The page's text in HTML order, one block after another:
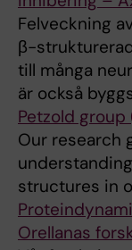
Felveckning
β-
till många
är också
Petzold group
Our research
structures in
Orellanas